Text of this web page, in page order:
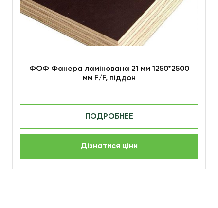
ФОФ Фанера ламінована 21 мм 1250*2500
мм F/F, піддон
ПОДРОБНЕЕ
Дізнатися ціни